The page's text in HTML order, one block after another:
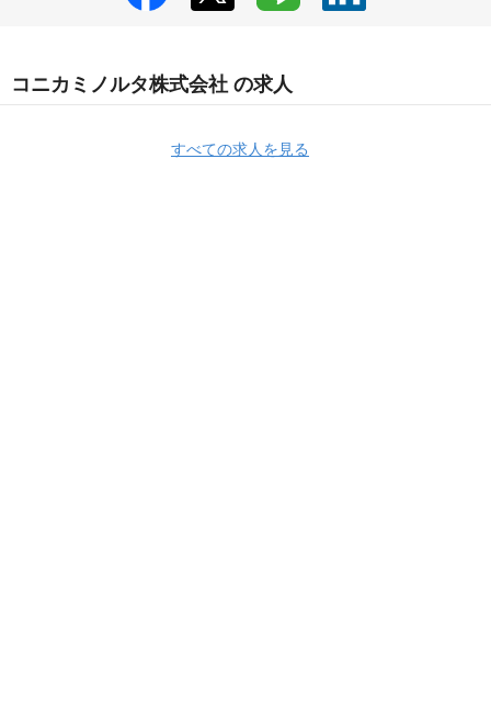
コニカミノルタ株式会社 の求人
すべての求人を見る